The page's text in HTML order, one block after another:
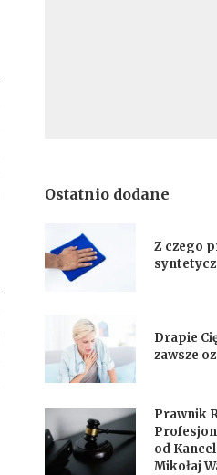
Ostatnio dodane
Z czego
Drapie
zawsze
Prawnik
od
Mikołaj